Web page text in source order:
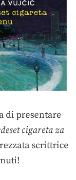
di presentare
cigareta za
scrittrice